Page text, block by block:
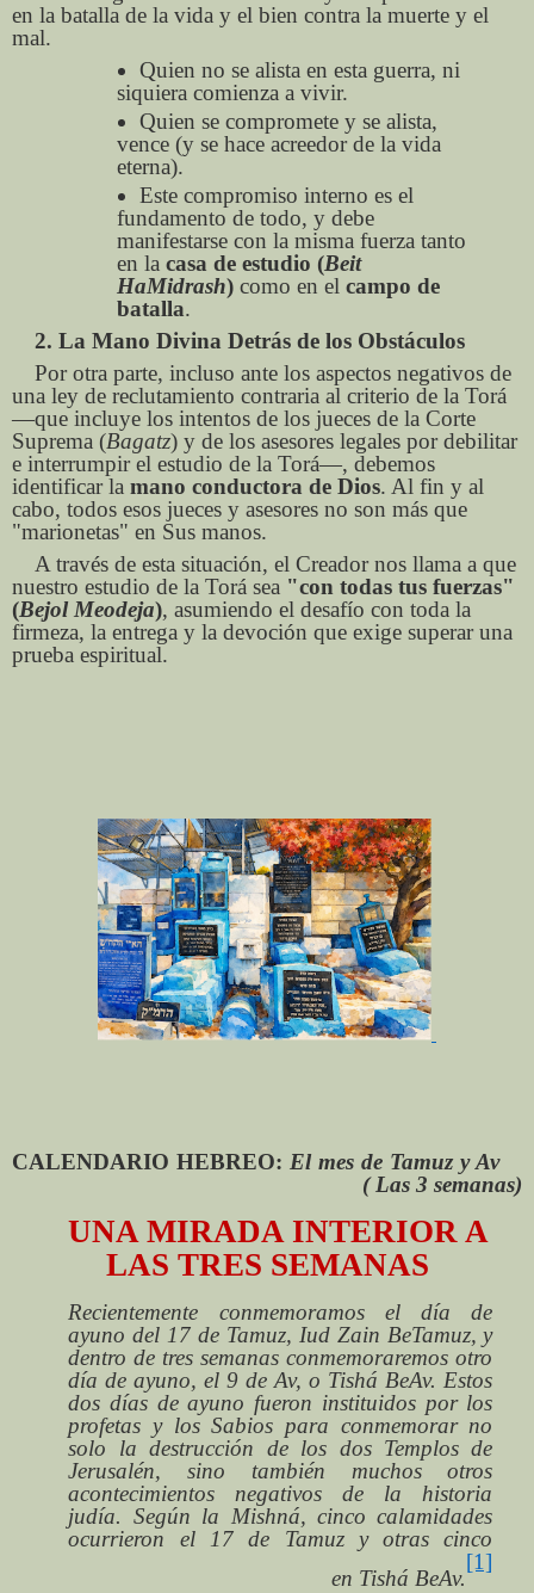
en la batalla de la vida y el bien contra la muerte y el
mal.
Quien no se alista en esta guerra, ni
siquiera comienza a vivir.
Quien se compromete y se alista,
vence (y se hace acreedor de la vida
eterna).
Este compromiso interno es el
fundamento de todo, y debe
manifestarse con la misma fuerza tanto
en la casa de estudio (Beit
HaMidrash)como en el campo de
batalla.
2. La Mano Divina Detrás de los Obstáculos
Por otra parte, incluso ante los aspectos negativos de
una ley de reclutamiento contraria al criterio de la Torá
—que incluye los intentos de los jueces de la Corte
Suprema (Bagatz) y de los asesores legales por debilitar
e interrumpir el estudio de la Torá—, debemos
identificar la mano conductora de Dios. Al fin y al
cabo, todos esos jueces y asesores no son más que
"marionetas" en Sus manos.
A través de esta situación, el Creador nos llama a que
nuestro estudio de la Torá sea "con todas tus fuerzas"
(Bejol Meodeja), asumiendo el desafío con toda la
firmeza, la entrega y la devoción que exige superar una
prueba espiritual.
CALENDARIO HEBREO:El mes de Tamuz y Av
( Las 3 semanas)
UNA MIRADA INTERIOR A
LAS TRES SEMANAS
Recientemente conmemoramos el día de
ayuno del 17 de Tamuz, Iud Zain BeTamuz, y
dentro de tres semanas conmemoraremos otro
día de ayuno, el 9 de Av, o Tishá BeAv. Estos
dos días de ayuno fueron instituidos por los
profetas y los Sabios para conmemorar no
solo la destrucción de los dos Templos de
Jerusalén, sino también muchos otros
acontecimientos negativos de la historia
judía. Según la Mishná, cinco calamidades
ocurrieron el 17 de Tamuzy otras cinco
en Tishá BeAv.
[1]